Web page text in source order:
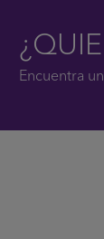
Encuentra